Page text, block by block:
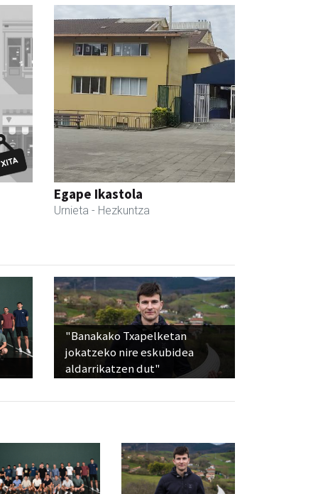
Egape Ikastola
Urnieta - Hezkuntza
"Banakako Txapelketan
jokatzeko nire eskubidea
aldarrikatzen dut"